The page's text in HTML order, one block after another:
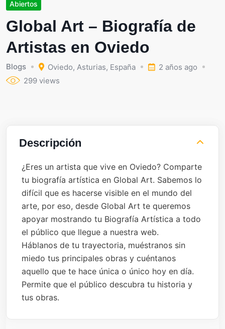
Abiertos
Global Art – Biografía de
Artistas en Oviedo
Blogs Oviedo, Asturias, España
2 años ago
299 views
Descripción
¿Eres un artista que vive en Oviedo? Comparte
tu biografía artística en Global Art. Sabemos lo
difícil que es hacerse visible en el mundo del
arte, por eso, desde Global Art te queremos
apoyar mostrando tu Biografía Artística a todo
el público que llegue a nuestra web.
Háblanos de tu trayectoria, muéstranos sin
miedo tus principales obras y cuéntanos
aquello que te hace única o único hoy en día.
Permite que el público descubra tu historia y
tus obras.